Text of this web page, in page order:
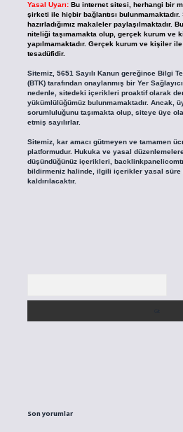
Yasal Uyarı: Bu internet sitesi, herhangi bir
şirketi ile hiçbir bağlantısı bulunmamaktadır.
hazırladığımız makaleler paylaşılmaktadır.
niteliği taşımamakta olup, gerçek kurum ve
yapılmamaktadır. Gerçek kurum ve kişiler
tesadüfidir.
Sitemiz, 5651 Sayılı Kanun gereğince Bilgi
(BTK) tarafından onaylanmış bir Yer
nedenle, sitedeki içerikleri proaktif olarak
yükümlülüğümüz bulunmamaktadır. Ancak,
sorumluluğunu taşımakta olup, siteye üye
etmiş sayılırlar.
Sitemiz, kar amacı gütmeyen ve tamamen
platformudur. Hukuka ve yasal
düşündüğünüz içerikleri,
bildirmeniz halinde, ilgili içerikler yasal
kaldırılacaktır.
Son yorumlar